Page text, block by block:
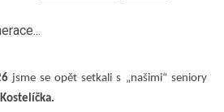
jsme se opět setkali s „našimi“ seniory